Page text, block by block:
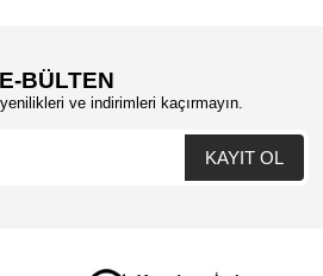
E-BÜLTEN
ve indirimleri kaçırmayın.